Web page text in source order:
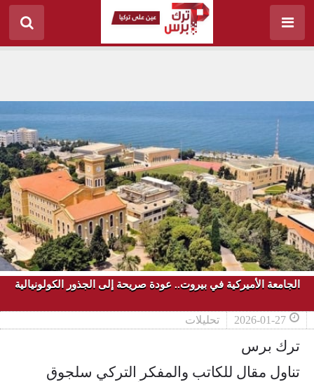
الجامعة الأميركية في بيروت.. عودة صريحة إلى الجذور الكولونيالية
2026-01-27 تحليلات
ترك برس
تناول مقال للكاتب والمفكر التركي سلجوق